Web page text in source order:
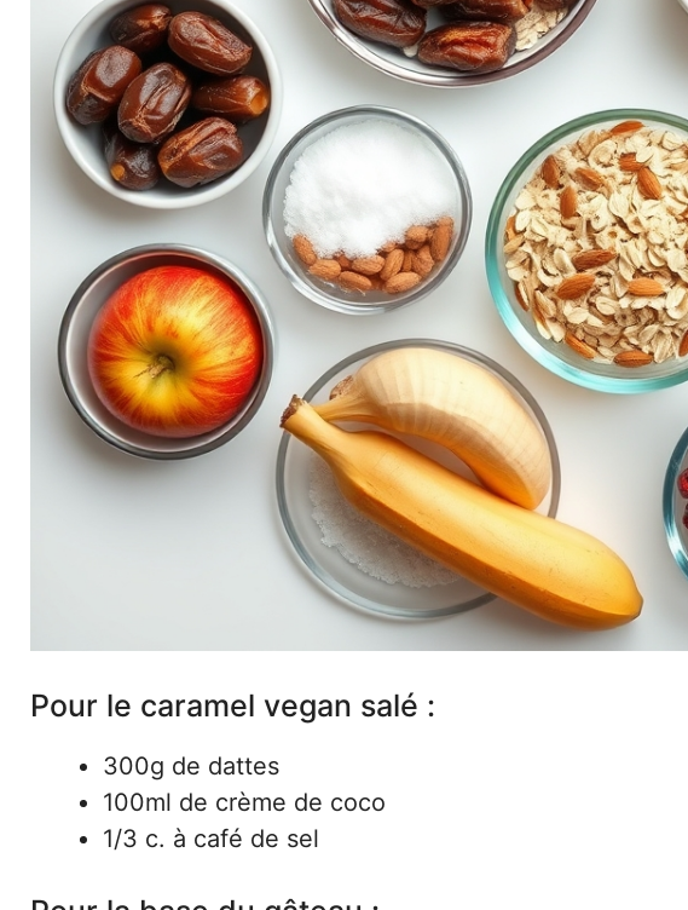
Pour le caramel vegan salé :
300g de dattes
100ml de crème de coco
1/3 c. à café de sel